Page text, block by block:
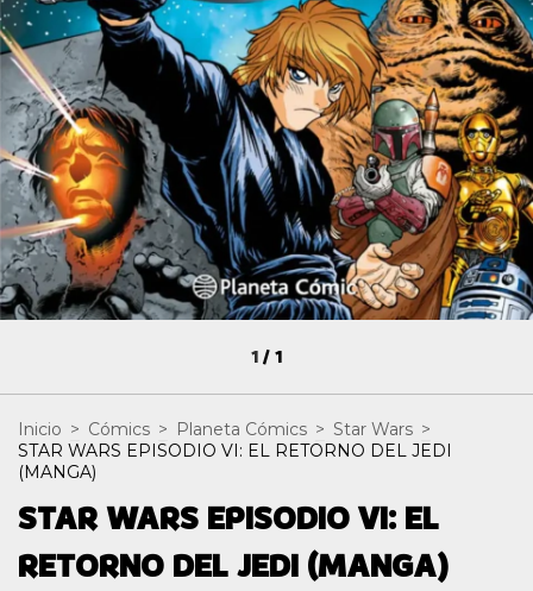
1/1
Inicio > Cómics > Planeta Cómics > Star Wars >
STAR WARS EPISODIO VI: EL RETORNO DEL JEDI
(MANGA)
STAR WARS EPISODIO VI: EL
RETORNO DEL JEDI (MANGA)